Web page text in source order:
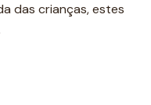
das crianças, estes